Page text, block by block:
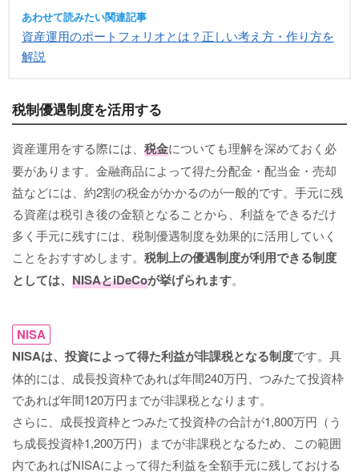
あわせて読みたい関連記事
資産運用のポートフォリオとは？正しい考え方・作り方を
解説
税制優遇制度を活用する
資産運用をする際には、 税金についても理解を深めておく必
要があります。金融商品によって得た分配金・配当金・売却
益などには、約2割の税金がかかるのが一般的です。手元に残
る資産は税引き後の金額となることから、利益をできるだけ
多く手元に残すには、税制優遇制度を効果的に活用していく
ことをおすすめします。 税制上の優遇制度が利用できる制度
としては、 NISAとiDeCoが挙げられます。
NISA
NISAは、投資によって得た利益が非課税となる制度です。具
体的には、成長投資枠であれば年間240万円、つみたて投資枠
であれば年間120万円までが非課税となります。
さらに、成長投資枠とつみたて投資枠の合計が1,800万円（う
ち成長投資枠1,200万円）までが非課税となるため、この範囲
内であればNISAによって得た利益を全額手元に残しておける